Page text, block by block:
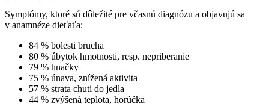
Symptómy, ktoré sú dôležité pre včasnú diagnózu a objavujú sa
v anamnéze dieťaťa:
84 % bolesti brucha
80 % úbytok hmotnosti, resp. nepriberanie
79 % hnačky
75 % únava, znížená aktivita
57 % strata chuti do jedla
44 % zvýšená teplota, horúčka